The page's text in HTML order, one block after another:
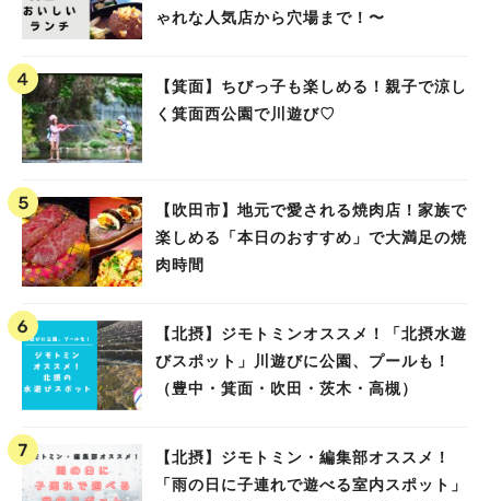
ゃれな人気店から穴場まで！〜
【箕面】ちびっ子も楽しめる！親子で涼し
く箕面西公園で川遊び♡
【吹田市】地元で愛される焼肉店！家族で
楽しめる「本日のおすすめ」で大満足の焼
肉時間
【北摂】ジモトミンオススメ！「北摂水遊
びスポット」川遊びに公園、プールも！
（豊中・箕面・吹田・茨木・高槻）
【北摂】ジモトミン・編集部オススメ！
「雨の日に子連れで遊べる室内スポット」